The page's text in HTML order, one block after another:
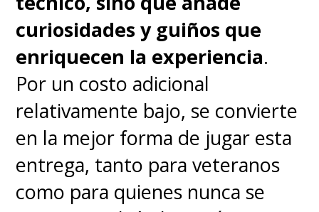
Clarke como "G'iah", la hija
de "Talos" que se pasó a la
facción radical de su raza, su
personaje parece
desperdiciado en medio de
toda la escala de esta historia
La actriz de "Game of Thrones"
tampoco puede hacer mucho
curiosidades y guiños que
enriquecen la experiencia.
Por un costo adicional
relativamente bajo, se convierte
en la mejor forma de jugar esta
entrega, tanto para veteranos
como para quienes nunca se